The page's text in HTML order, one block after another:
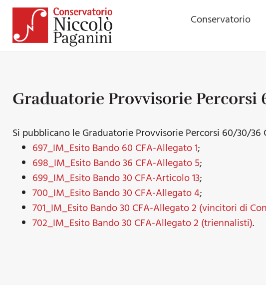
Conservatorio
Graduatorie Provvisorie
Si pubblicano le Graduatorie Provvisorie Percorsi 60/30/
697_IM_Esito Bando 60 CFA-Allegato 1;
698_IM_Esito Bando 36 CFA-Allegato 5;
699_IM_Esito Bando 30 CFA-Articolo 13;
700_IM_Esito Bando 30 CFA-Allegato 4;
701_IM_Esito Bando 30 CFA-Allegato 2 (vincitori di
702_IM_Esito Bando 30 CFA-Allegato 2 (triennalisti).